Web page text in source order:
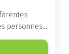
personnes
en maison